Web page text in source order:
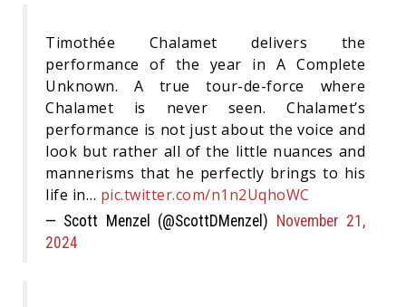
Timothée Chalamet delivers the
performance of the year in A Complete
Unknown. A true tour-de-force where
Chalamet is never seen. Chalamet’s
performance is not just about the voice and
look but rather all of the little nuances and
mannerisms that he perfectly brings to his
life in… pic.twitter.com/n1n2UqhoWC
— Scott Menzel (@ScottDMenzel) November 21,
2024